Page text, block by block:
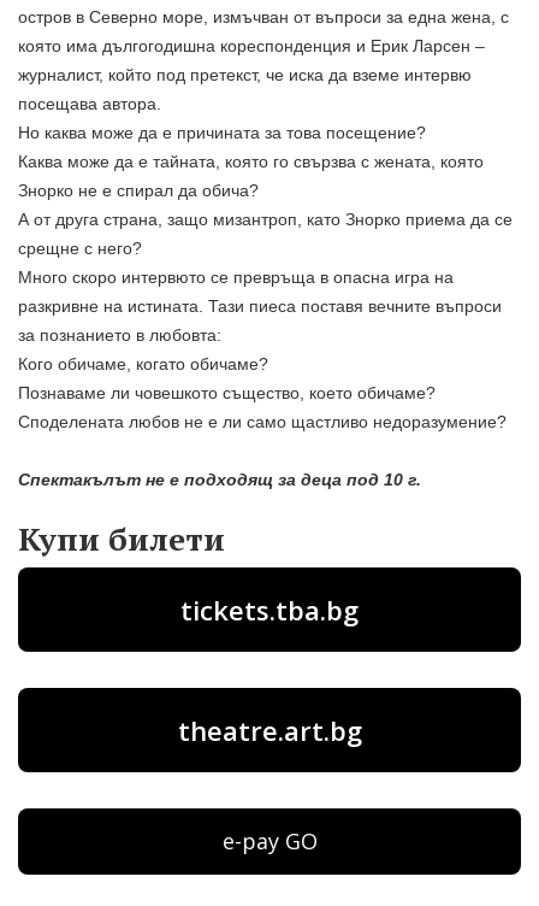
остров в Северно море, измъчван от въпроси за една жена, с
която има дългогодишна кореспонденция и Ерик Ларсен –
журналист, който под претекст, че иска да вземе интервю
посещава автора.
Но каква може да е причината за това посещение?
Каква може да е тайната, която го свързва с жената, която
Знорко не е спирал да обича?
А от друга страна, защо мизантроп, като Знорко приема да се
срещне с него?
Много скоро интервюто се превръща в опасна игра на
разкривне на истината. Тази пиеса поставя вечните въпроси
за познанието в любовта:
Кого обичаме, когато обичаме?
Познаваме ли човешкото същество, което обичаме?
Споделената любов не е ли само щастливо недоразумение?
Спектакълът не е подходящ за деца под 10 г.
Купи билети
tickets.tba.bg
theatre.art.bg
e-pay GO